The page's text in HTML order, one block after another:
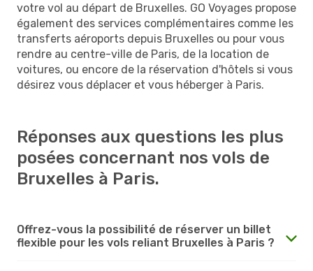
votre vol au départ de Bruxelles. GO Voyages propose
également des services complémentaires comme les
transferts aéroports depuis Bruxelles ou pour vous
rendre au centre-ville de Paris, de la location de
voitures, ou encore de la réservation d'hôtels si vous
désirez vous déplacer et vous héberger à Paris.
Réponses aux questions les plus
posées concernant nos vols de
Bruxelles à Paris.
Offrez-vous la possibilité de réserver un billet
flexible pour les vols reliant Bruxelles à Paris ?